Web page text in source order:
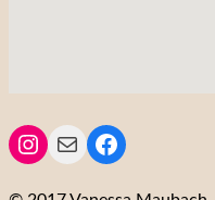
Instagram
MailFacebook